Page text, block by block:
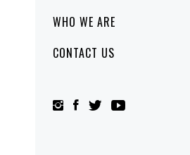
WHO WE ARE
CONTACT US